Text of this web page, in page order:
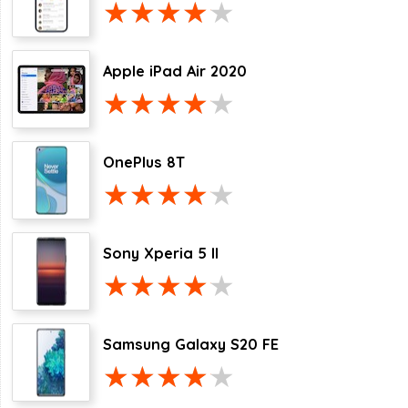
Apple iPad Air 2020
OnePlus 8T
Sony Xperia 5 II
Samsung Galaxy S20 FE